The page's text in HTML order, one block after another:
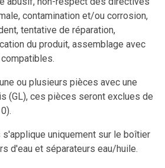
contamination et/ou corrosion,
tentative de réparation,
du produit, assemblage avec
ou plusieurs pièces avec une
(GL), ces pièces seront exclues de
s'applique uniquement sur le boîtier
d'eau et séparateurs eau/huile.